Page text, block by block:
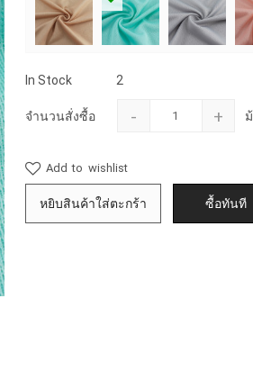
In Stock 2
จำนวนสั่งซื้อ - +
Add to wishlist